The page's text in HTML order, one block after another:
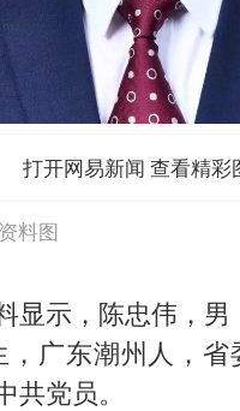
打开网易新闻 查看精彩
料图
显示，陈忠伟，男
，广东潮州人，省
共党员。